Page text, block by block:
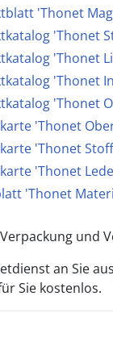
'Thonet
'Thonet
'Thonet
'Thonet
'Thonet
'Thonet
'Thonet
'Thonet
'Thonet
und
an Sie
Sie kostenlos.